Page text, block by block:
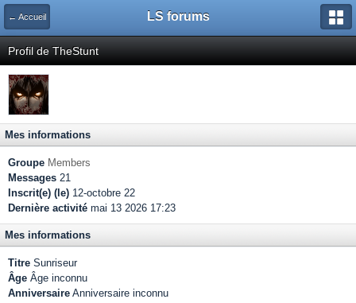
← Accueil LS forums
Profil de TheStunt
Mes informations
Groupe Members
Messages 21
Inscrit(e) (le) 12-octobre 22
Dernière activité mai 13 2026 17:23
Mes informations
Titre Sunriseur
Âge Âge inconnu
Anniversaire Anniversaire inconnu